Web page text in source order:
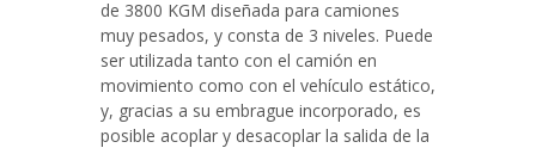
de 3800 KGM diseñada para camiones
muy pesados, y consta de 3 niveles. Puede
ser utilizada tanto con el camión en
movimiento como con el vehículo estático,
y, gracias a su embrague incorporado, es
posible acoplar y desacoplar la salida de la